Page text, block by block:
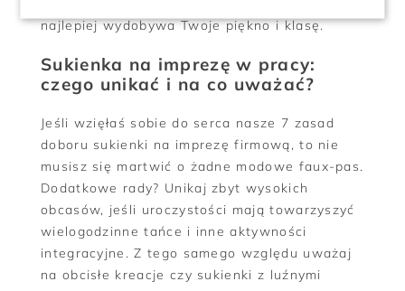
najlepiej wydobywa Twoje piękno i klasę.
Sukienka na imprezę w pracy:
czego unikać i na co uważać?
Jeśli wzięłaś sobie do serca nasze 7 zasad
doboru sukienki na imprezę firmową, to nie
musisz się martwić o żadne modowe faux-pas.
Dodatkowe rady? Unikaj zbyt wysokich
obcasów, jeśli uroczystości mają towarzyszyć
wielogodzinne tańce i inne aktywności
integracyjne. Z tego samego względu uważaj
na obcisłe kreacje czy sukienki z luźnymi